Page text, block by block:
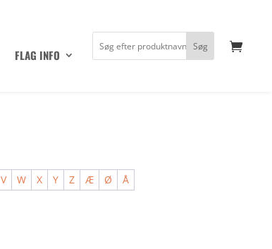
FLAG INFO
V W X Y Z Æ Ø Å